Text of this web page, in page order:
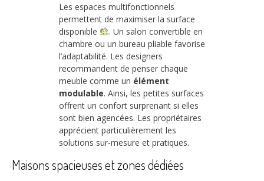
Les espaces multifonctionnels
permettent de maximiser la surface
disponible
. Un salon convertible en
chambre ou un bureau pliable favorise
l’adaptabilité. Les designers
recommandent de penser chaque
meuble comme un élément
modulable. Ainsi, les petites surfaces
offrent un confort surprenant si elles
sont bien agencées. Les propriétaires
apprécient particulièrement les
solutions sur-mesure et pratiques.
Maisons spacieuses et zones dédiées